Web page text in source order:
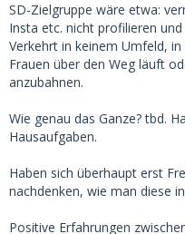
SD-Zielgruppe wäre etwa:
Insta etc. nicht profilieren
Verkehrt in keinem Umfeld,
Frauen über den Weg läuft
anzubahnen.
Wie genau das Ganze? tbd.
Hausaufgaben.
Haben sich überhaupt erst
nachdenken, wie man diese
Positive Erfahrungen